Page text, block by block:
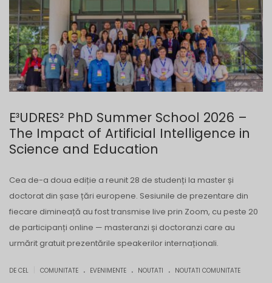
E³UDRES² PhD Summer School 2026 –
The Impact of Artificial Intelligence in
Science and Education
Cea de-a doua ediție a reunit 28 de studenți la master și
doctorat din șase țări europene. Sesiunile de prezentare din
fiecare dimineață au fost transmise live prin Zoom, cu peste 20
de participanți online — masteranzi și doctoranzi care au
urmărit gratuit prezentările speakerilor internaționali.
DE CEL COMUNITATE . EVENIMENTE . NOUTATI . NOUTATI COMUNITATE